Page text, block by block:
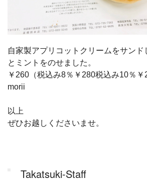
自家製アプリコットクリームをサン
とミントをのせました。
￥260（税込み8％￥280税込み10％￥
morii
以上
ぜひお越しくださいませ。
Takatsuki-Staff